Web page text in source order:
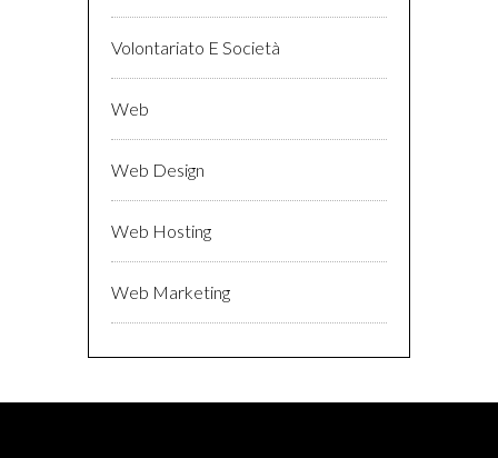
Volontariato E Società
Web
Web Design
Web Hosting
Web Marketing